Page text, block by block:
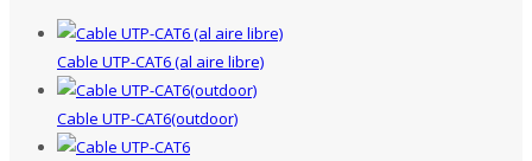
Cable UTP-CAT6 (al aire libre)
Cable UTP-CAT6(outdoor)